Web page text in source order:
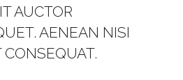
AUCTOR
AENEAN NISI
CONSEQUAT.